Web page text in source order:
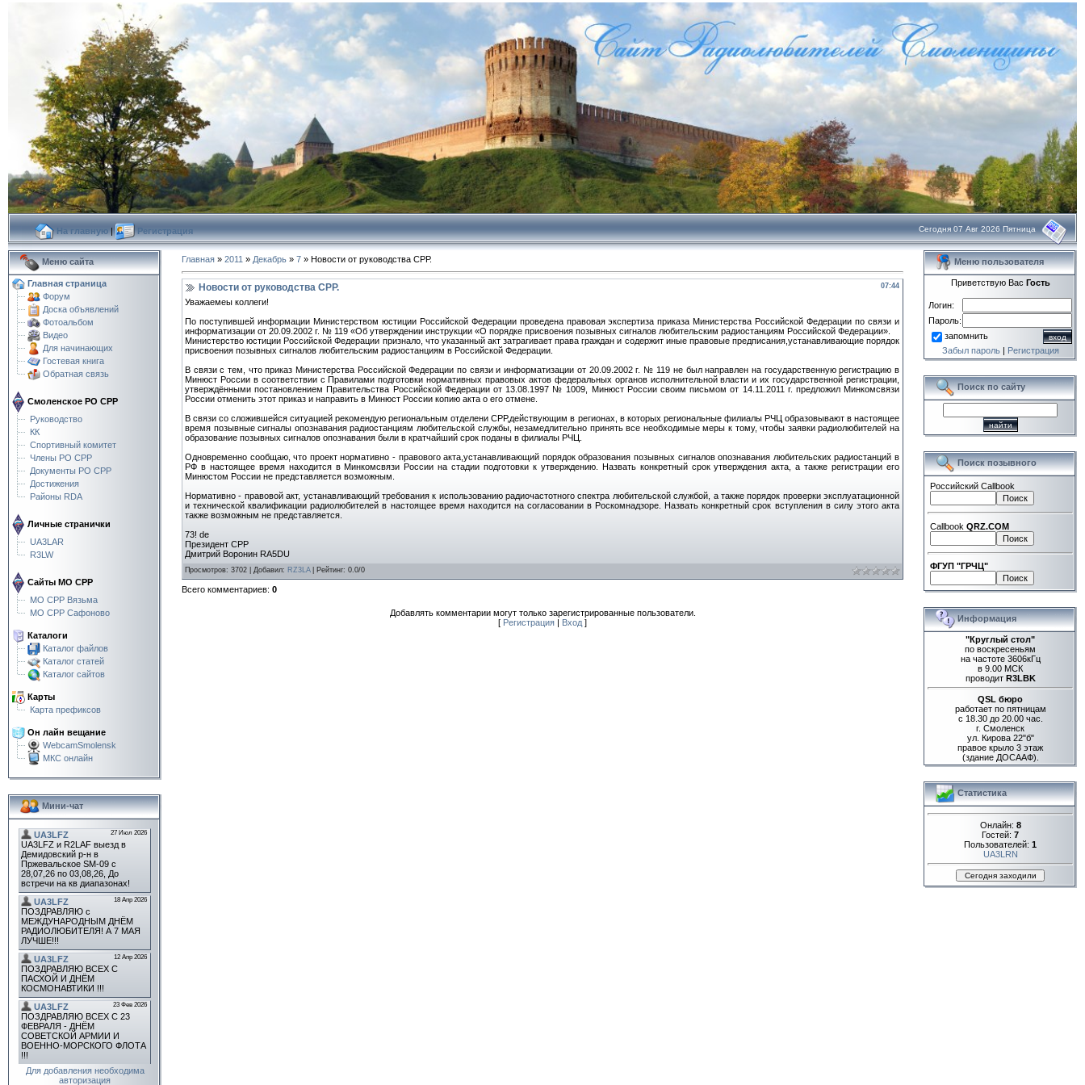
На главную| Регистрация Сегодня 07 Авг 2026 Пятница
Меню сайта
Главная страница
Форум
Доска объявлений
Фотоальбом
Видео
Для начинающих
Гостевая книга
Обратная связь
Смоленское РО СРР
Руководство
КК
Спортивный комитет
Члены РО СРР
Документы РО СРР
Достижения
Районы RDA
Личные странички
UA3LAR
R3LW
Сайты МО СРР
МО СРР Вязьма
МО СРР Сафоново
Каталоги
Каталог файлов
Каталог статей
Каталог сайтов
Карты
Карта префиксов
Он лайн вещание
WebcamSmolensk
МКС онлайн
Мини-чат
Для добавления необходима
авторизация
Главная » 2011 » Декабрь » 7 » Новости от руководства СРР.
07:44
Новости от руководства СРР.
Уважаемеы коллеги!
По поступившей информации Министерством юстиции Российской Федерации проведена правовая экспертиза приказа Министерства Российской Федерации по связи и
информатизации от 20.09.2002 г. № 119 «Об утверждении инструкции «О порядке присвоения позывных сигналов любительским радиостанциям Российской Федерации».
Министерство юстиции Российской Федерации признало, что указанный акт затрагивает права граждан и содержит иные правовые предписания,устанавливающие порядок
присвоения позывных сигналов любительским радиостанциям в Российской Федерации.
В связи с тем, что приказ Министерства Российской Федерации по связи и информатизации от 20.09.2002 г. № 119 не был направлен на государственную регистрацию в
Минюст России в соответствии с Правилами подготовки нормативных правовых актов федеральных органов исполнительной власти и их государственной регистрации,
утверждёнными постановлением Правительства Российской Федерации от 13.08.1997 № 1009, Минюст России своим письмом от 14.11.2011 г. предложил Минкомсвязи
России отменить этот приказ и направить в Минюст России копию акта о его отмене.
В связи со сложившейся ситуацией рекомендую региональным отделени СРР,действующим в регионах, в которых региональные филиалы РЧЦ образовывают в настоящее
время позывные сигналы опознавания радиостанциям любительской службы, незамедлительно принять все необходимые меры к тому, чтобы заявки радиолюбителей на
образование позывных сигналов опознавания были в кратчайший срок поданы в филиалы РЧЦ.
Одновременно сообщаю, что проект нормативно - правового акта,устанавливающий порядок образования позывных сигналов опознавания любительских радиостанций в
РФ в настоящее время находится в Минкомсвязи России на стадии подготовки к утверждению. Назвать конкретный срок утверждения акта, а также регистрации его
Минюстом России не представляется возможным.
Нормативно - правовой акт, устанавливающий требования к использованию радиочастотного спектра любительской службой, а также порядок проверки эксплуатационной
и технической квалификации радиолюбителей в настоящее время находится на согласовании в Роскомнадзоре. Назвать конкретный срок вступления в силу этого акта
также возможным не представляется.
73! de
Президент СРР
Дмитрий Воронин RA5DU
Просмотров: 3702 Добавил: RZ3LA Рейтинг: 0.0/0
Всего комментариев: 0
Добавлять комментарии могут только зарегистрированные пользователи.
[ Регистрация | Вход ]
Меню пользователя
Приветствую Вас Гость
Логин:
Пароль:
запомнить
Забыл пароль| Регистрация
Поиск по сайту
Поиск позывного
Российский Callbook
Callbook QRZ.COM
ФГУП "ГРЧЦ"
Информация
"Круглый стол"
по воскресеньям
на частоте 3606кГц
в 9.00 МСК
проводит R3LBK
QSL бюро
работает по пятницам
с 18.30 до 20.00 час.
г. Смоленск
ул. Кирова 22"б"
правое крыло 3 этаж
(здание ДОСААФ).
Статистика
Онлайн: 8
Гостей: 7
Пользователей: 1
UA3LRN